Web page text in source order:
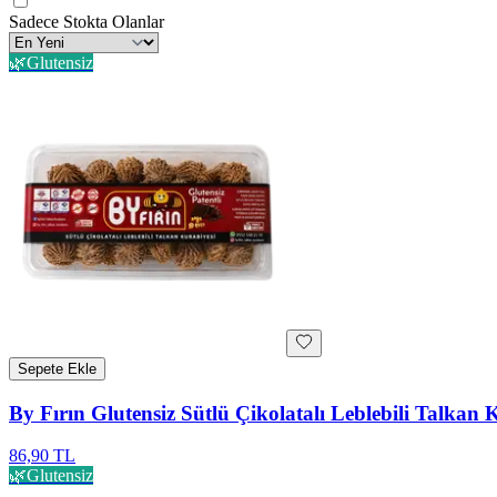
Sadece Stokta Olanlar
🌿Glutensiz
Sepete Ekle
By Fırın Glutensiz Sütlü Çikolatalı Leblebili Talkan
86,90 TL
🌿Glutensiz